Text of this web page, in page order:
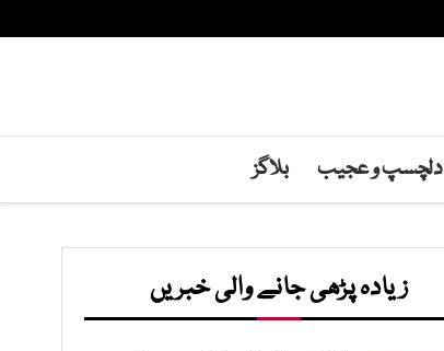
دلچسپ و عجیب بلاگز
زیادہ پڑھی جانے والی خبریں